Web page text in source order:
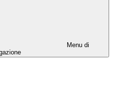
Menu di